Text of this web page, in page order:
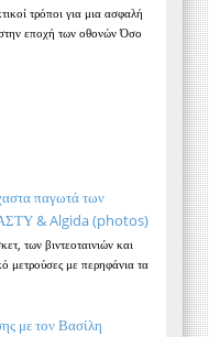
τρόποι για μια ασφαλή
εποχή των οθονών Όσο
παγωτά των
& Algida (photos)
των βιντεοταινιών και
μετρούσες με περηφάνια τα
με τον Βασίλη